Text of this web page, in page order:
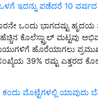
ಇದನ್ನು ಪಡೆದರೆ 10
ಒಂದು ಭಾಗದಷ್ಟು ಹೃದಯ
ಕೊಲೆಸ್ಟ್ರಾಲ್ ಮಟ್ಟವು
ಹೊರೆಯಾಗಲು
39% ರಷ್ಟು ಎತ್ತರದ
ಮೊಟ್ಟೆಗಳಲ್ಲಿ ಯಾವುದು